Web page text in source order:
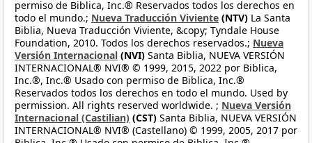
permiso de Biblica, Inc.® Reservados todos los derechos en
todo el mundo.; Nueva Traducción Viviente (NTV) La Santa
Biblia, Nueva Traducción Viviente, &copy; Tyndale House
Foundation, 2010. Todos los derechos reservados.; Nueva
Versión Internacional (NVI) Santa Biblia, NUEVA VERSIÓN
INTERNACIONAL® NVI® © 1999, 2015, 2022 por Biblica,
Inc.®, Inc.® Usado con permiso de Biblica, Inc.®
Reservados todos los derechos en todo el mundo. Used by
permission. All rights reserved worldwide. ; Nueva Versión
Internacional (Castilian) (CST) Santa Biblia, NUEVA VERSIÓN
INTERNACIONAL® NVI® (Castellano) © 1999, 2005, 2017 por